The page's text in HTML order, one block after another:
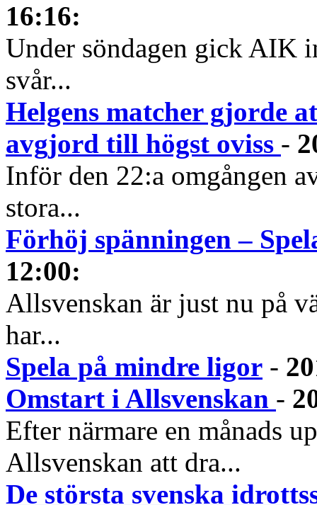
16:16:
Under söndagen gick AIK
svår...
Helgens matcher gjorde
avgjord till högst oviss -
Inför den 22:a omgången
stora...
Förhöj spänningen –
12:00:
Allsvenskan är just nu på
har...
Spela på mindre ligor -
Omstart i Allsvenskan -
Efter närmare en månads
Allsvenskan att dra...
De största svenska